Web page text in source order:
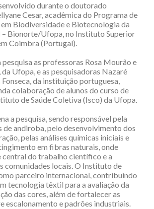
durante o doutorado
Cesar, acadêmica do Programa de
Biodiversidade e Biotecnologia da
– Bionorte/Ufopa, no Instituto Superior
Coimbra (Portugal).
as professoras Rosa Mourão e
da Ufopa, e as pesquisadoras Nazaré
da instituição portuguesa,
colaboração de alunos do curso de
de Saúde Coletiva (Isco) da Ufopa.
a pesquisa, sendo responsável pela
de andiroba, pelo desenvolvimento dos
pelas análises químicas iniciais e
em fibras naturais, onde
central do trabalho científico e a
comunidades locais. O Instituto de
parceiro internacional, contribuindo
tecnologia têxtil para a avaliação da
das cores, além de fortalecer as
escalonamento e padrões industriais.